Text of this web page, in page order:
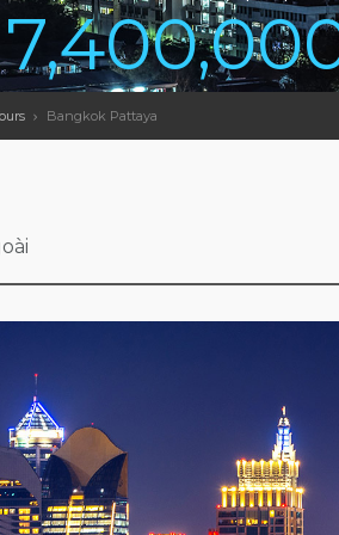
Bangkok Pattaya